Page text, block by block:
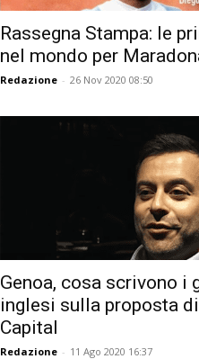
Rassegna Stampa: le
nel mondo per
Redazione - 26 Nov 2020 08:50
Genoa, cosa scrivono i
inglesi sulla proposta
Capital
Redazione - 11 Ago 2020 16:37